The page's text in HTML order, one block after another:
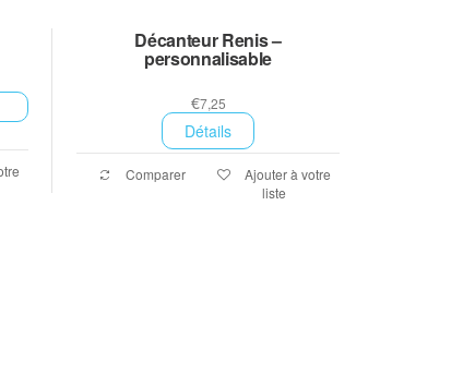
Décanteur Renis –
personnalisable
€7,25
Détails
Comparer
Ajouter à votre
liste